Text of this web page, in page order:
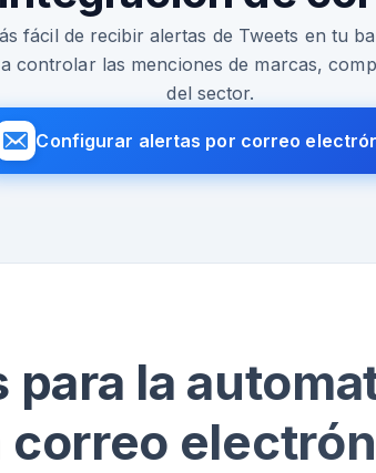
fácil de recibir alertas de Tweets en tu
controlar las menciones de marcas,
del sector.
Configurar alertas por correo
la
correo